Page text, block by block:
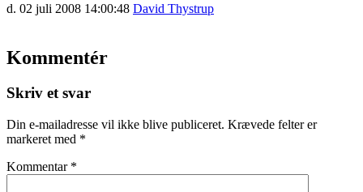
d. 02 juli 2008 14:00:48 David Thystrup
Kommentér
Skriv et svar
Din e-mailadresse vil ikke blive publiceret. Krævede felter er
markeret med *
Kommentar *